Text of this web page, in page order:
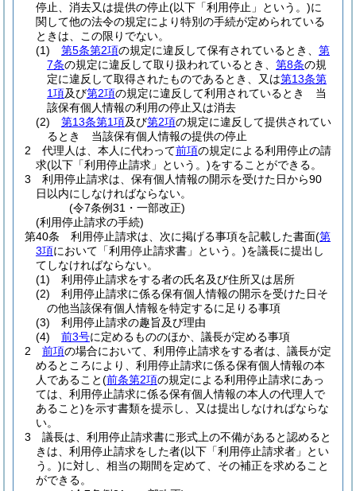
停止、消去又は提供の停止(以下「利用停止」という。)に
関して他の法令の規定により特別の手続が定められている
ときは、この限りでない。
(1)
第5条第2項の規定に違反して保有されているとき、 第
7条の規定に違反して取り扱われているとき、 第8条の規
定に違反して取得されたものであるとき、又は第13条第
1項及び第2項の規定に違反して利用されているとき 当
該保有個人情報の利用の停止又は消去
(2)
第13条第1項及び第2項の規定に違反して提供されてい
るとき 当該保有個人情報の提供の停止
2
代理人は、本人に代わって前項の規定による利用停止の請
求(以下「利用停止請求」という。)をすることができる。
3
利用停止請求は、保有個人情報の開示を受けた日から90
日以内にしなければならない。
(令7条例31・一部改正)
(利用停止請求の手続)
第40条
利用停止請求は、次に掲げる事項を記載した書面(第
3項において「利用停止請求書」という。)を議長に提出し
てしなければならない。
(1)
利用停止請求をする者の氏名及び住所又は居所
(2)
利用停止請求に係る保有個人情報の開示を受けた日そ
の他当該保有個人情報を特定するに足りる事項
(3)
利用停止請求の趣旨及び理由
(4)
前3号に定めるもののほか、議長が定める事項
2
前項の場合において、利用停止請求をする者は、議長が定
めるところにより、利用停止請求に係る保有個人情報の本
人であること(前条第2項の規定による利用停止請求にあっ
ては、利用停止請求に係る保有個人情報の本人の代理人で
あること)を示す書類を提示し、又は提出しなければならな
い。
3
議長は、利用停止請求書に形式上の不備があると認めると
きは、利用停止請求をした者(以下「利用停止請求者」とい
う。)に対し、相当の期間を定めて、その補正を求めること
ができる。